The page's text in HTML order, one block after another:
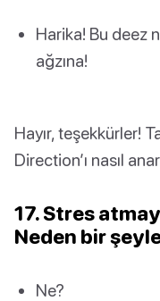
Harika! Bu deez
ağzına!
Hayır, teşekkürler!
Direction’ı nasıl
17. Stres
Neden bir
Ne?